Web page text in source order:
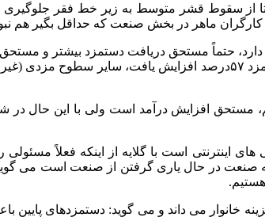
سقوط قشر متوسط به زیر خط فقر جلوگیری
ماهر در بخش صنعت که حداقل بگیر هم
حتماً مستحق دریافت دستمزد بیشتر و مستحق
افزایش درآمد است ولی با این حال در
اینترنتی است با گلایه از اینکه فعلاً
صنعت در حال یاری گرفتن از صنعت است می
خانوار می داند و می گوید: دستمزدهای